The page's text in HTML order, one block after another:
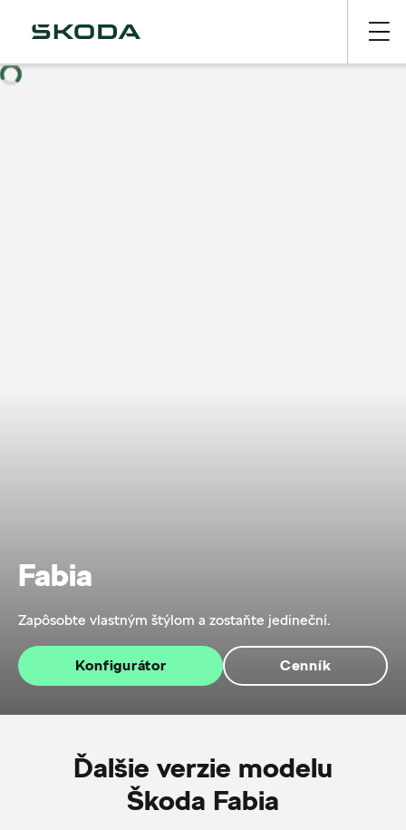
Fabia
Zapôsobte vlastným štýlom a zostaňte jedineční.
Konfigurátor Cenník
Ďalšie verzie modelu
Škoda Fabia